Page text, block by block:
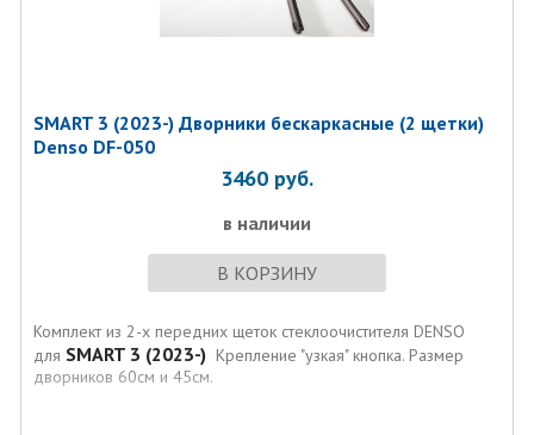
SMART 3 (2023-) Дворники бескаркасные (2 щетки)
Denso DF-050
3460 руб.
в наличии
В КОРЗИНУ
Комплект из 2-х передних щеток стеклоочистителя DENSO
для SMART 3 (2023-) Крепление "узкая" кнопка. Размер
дворников 60см и 45см.